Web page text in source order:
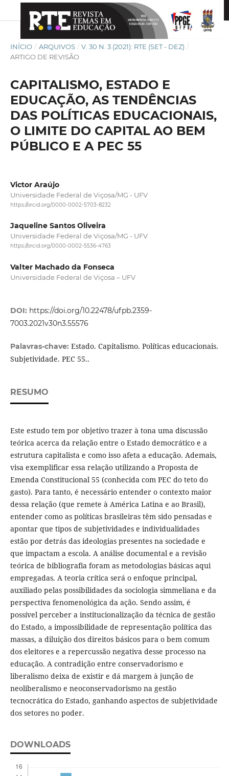
INÍCIO / ARQUIVOS / V. 30 N. 3 (2021): RTE (SET - DEZ) /
ARTIGO DE REVISÃO
CAPITALISMO, ESTADO E
EDUCAÇÃO, AS TENDÊNCIAS
DAS POLÍTICAS EDUCACIONAIS,
O LIMITE DO CAPITAL AO BEM
PÚBLICO E A PEC 55
Victor Araújo
Universidade Federal de Viçosa/MG - UFV
https://orcid.org/0000-0002-5703-8232
Jaqueline Santos Oliveira
Universidade Federal de Viçosa/MG - UFV
https://orcid.org/0000-0002-5536-4763
Valter Machado da Fonseca
Universidade Federal de Viçosa – UFV
DOI: https://doi.org/10.22478/ufpb.2359-
7003.2021v30n3.55576
Palavras-chave: Estado. Capitalismo. Políticas educacionais.
Subjetividade. PEC 55..
RESUMO
Este estudo tem por objetivo trazer à tona uma discussão
teórica acerca da relação entre o Estado democrático e a
estrutura capitalista e como isso afeta a educação. Ademais,
visa exemplificar essa relação utilizando a Proposta de
Emenda Constitucional 55 (conhecida com PEC do teto do
gasto). Para tanto, é necessário entender o contexto maior
dessa relação (que remete à América Latina e ao Brasil),
entender como as políticas brasileiras têm sido pensadas e
apontar que tipos de subjetividades e individualidades
estão por detrás das ideologias presentes na sociedade e
que impactam a escola. A análise documental e a revisão
teórica de bibliografia foram as metodologias básicas aqui
empregadas. A teoria crítica será o enfoque principal,
auxiliado pelas possibilidades da sociologia simmeliana e da
perspectiva fenomenológica da ação. Sendo assim, é
possível perceber a institucionalização da técnica de gestão
do Estado, a impossibilidade de representação política das
massas, a diluição dos direitos básicos para o bem comum
dos eleitores e a repercussão negativa desse processo na
educação. A contradição entre conservadorismo e
liberalismo deixa de existir e dá margem à junção de
neoliberalismo e neoconservadorismo na gestão
tecnocrática do Estado, ganhando aspectos de subjetividade
dos setores no poder.
DOWNLOADS